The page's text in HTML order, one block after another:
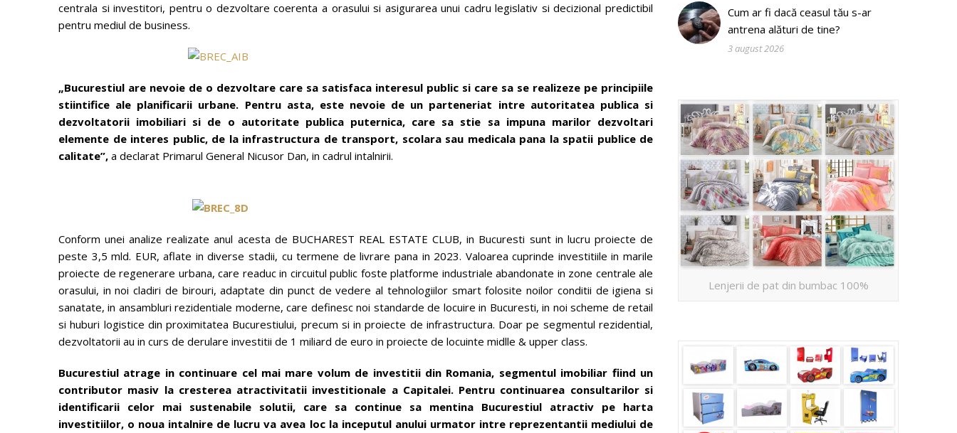
centrala si investitori, pentru o dezvoltare coerenta a orasului si asigurarea unui cadru legislativ si decizional predictibil
pentru mediul de business.
„Bucurestiul are nevoie de o dezvoltare care sa satisfaca interesul public si care sa se realizeze pe principiile
stiintifice ale planificarii urbane. Pentru asta, este nevoie de un parteneriat intre autoritatea publica si
dezvoltatorii imobiliari si de o autoritate publica puternica, care sa stie sa impuna marilor dezvoltari
elemente de interes public, de la infrastructura de transport, scolara sau medicala pana la spatii publice de
calitate”, a declarat Primarul General Nicusor Dan, in cadrul intalnirii.
Conform unei analize realizate anul acesta de BUCHAREST REAL ESTATE CLUB, in Bucuresti sunt in lucru proiecte de
peste 3,5 mld. EUR, aflate in diverse stadii, cu termene de livrare pana in 2023. Valoarea cuprinde investitiile in marile
proiecte de regenerare urbana, care readuc in circuitul public foste platforme industriale abandonate in zone centrale ale
orasului, in noi cladiri de birouri, adaptate din punct de vedere al tehnologiilor smart folosite noilor conditii de igiena si
sanatate, in ansambluri rezidentiale moderne, care definesc noi standarde de locuire in Bucuresti, in noi scheme de retail
si huburi logistice din proximitatea Bucurestiului, precum si in proiecte de infrastructura. Doar pe segmentul rezidential,
dezvoltatorii au in curs de derulare investitii de 1 miliard de euro in proiecte de locuinte midlle & upper class.
Bucurestiul atrage in continuare cel mai mare volum de investitii din Romania, segmentul imobiliar fiind un
contributor masiv la cresterea atractivitatii investitionale a Capitalei. Pentru continuarea consultarilor si
identificarii celor mai sustenabile solutii, care sa continue sa mentina Bucurestiul atractiv pe harta
investitiilor, o noua intalnire de lucru va avea loc la inceputul anului urmator intre reprezentantii mediului de
Cum ar fi dacă ceasul tău s-ar
antrena alături de tine?
3 august 2026
Lenjerii de pat din bumbac 100%